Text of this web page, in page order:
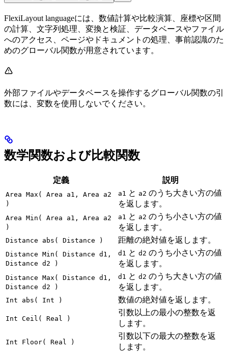
FlexiLayout languageには、数値計算や比較演算、座標や区間
の計算、文字列処理、変換と検証、データベースやファイル
へのアクセス、ページやドキュメントの処理、事前認識のた
めのグローバル関数が用意されています。
外部ファイルやデータベースを操作するグローバル関数の引
数には、変数を使用しないでください。
数学関数および比較関数
定義 説明
Area Max( Area a1, Area a2
)
a1 と a2 のうち大きい方の値
を返します。
Area Min( Area a1, Area a2
)
a1 と a2 のうち小さい方の値
を返します。
Distance abs( Distance ) 距離の絶対値を返します。
Distance Min( Distance d1,
Distance d2 )
d1 と d2 のうち小さい方の値
を返します。
Distance Max( Distance d1,
Distance d2 )
d1 と d2 のうち大きい方の値
を返します。
Int abs( Int ) 数値の絶対値を返します。
Int Ceil( Real )
引数以上の最小の整数を返
します。
Int Floor( Real )
引数以下の最大の整数を返
します。